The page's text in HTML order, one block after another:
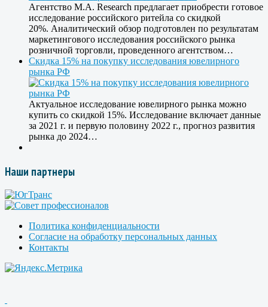
Агентство M.A. Research предлагает приобрести готовое
исследование российского ритейла со скидкой
20%. Аналитический обзор подготовлен по результатам
маркетингового исследования российского рынка
розничной торговли, проведенного агентством…
Скидка 15% на покупку исследования ювелирного
рынка РФ
Актуальное исследование ювелирного рынка можно
купить со скидкой 15%. Исследование включает данные
за 2021 г. и первую половину 2022 г., прогноз развития
рынка до 2024…
Наши партнеры
Политика конфиденциальности
Согласие на обработку персональных данных
Контакты